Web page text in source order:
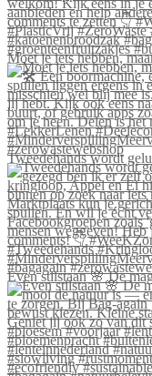
Moet je iets hebben,
Tweedehands wordt
Even stilstaan 🌸 De